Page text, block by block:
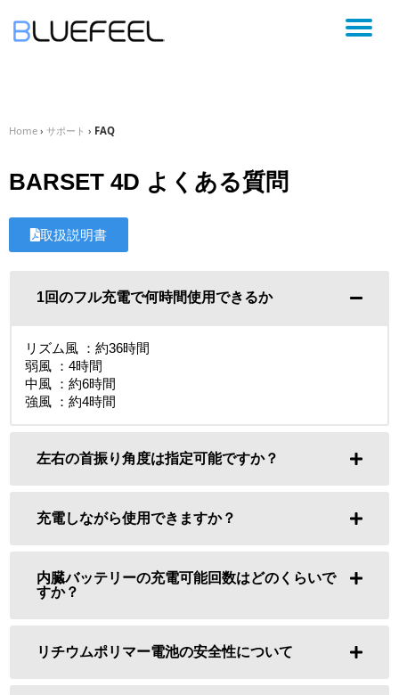
へ
ッ
Home › サポート › FAQ
BARSET 4D よくある質問
取扱説明書
1回のフル充電で何時間使用できるか
リズム風 ：約36時間
弱風 ：4時間
中風 ：約6時間
強風 ：約4時間
左右の首振り角度は指定可能ですか？
充電しながら使用できますか？
内臓バッテリーの充電可能回数はどのくらいで
すか？
リチウムポリマー電池の安全性について